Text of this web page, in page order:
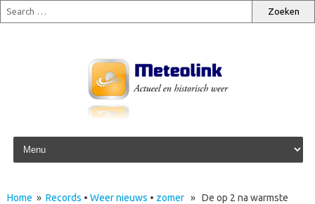
Skip to content
Home » Records • Weer nieuws • zomer » De op 2 na warmste